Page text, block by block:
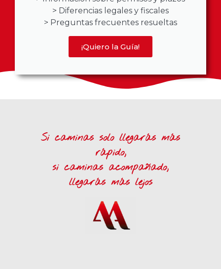
> Diferencias legales y fiscales
> Preguntas frecuentes resueltas
¡Quiero la Guía!
Si caminas solo llegarás más
rápido,
si caminas acompañado,
llegarás más lejos